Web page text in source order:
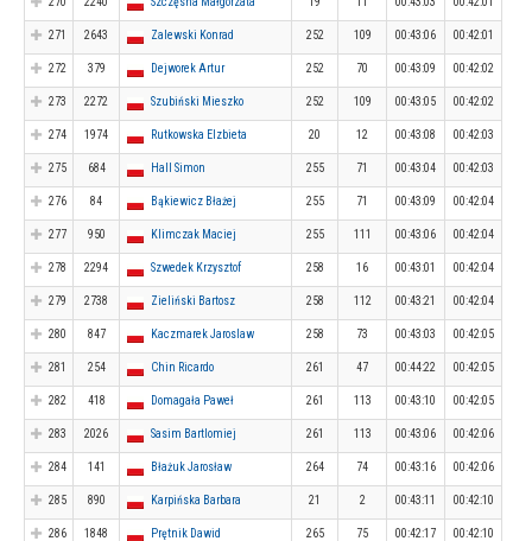
271 2643 Zalewski Konrad 252 109 00:43:06 00:42:01
272 379 Dejworek Artur 252 70 00:43:09 00:42:02
273 2272 Szubiński Mieszko 252 109 00:43:05 00:42:02
274 1974 Rutkowska Elzbieta 20 12 00:43:08 00:42:03
275 684 Hall Simon 255 71 00:43:04 00:42:03
276 84 Bąkiewicz Błażej 255 71 00:43:09 00:42:04
277 950 Klimczak Maciej 255 111 00:43:06 00:42:04
278 2294 Szwedek Krzysztof 258 16 00:43:01 00:42:04
279 2738 Zieliński Bartosz 258 112 00:43:21 00:42:04
280 847 Kaczmarek Jaroslaw 258 73 00:43:03 00:42:05
281 254 Chin Ricardo 261 47 00:44:22 00:42:05
282 418 Domagała Paweł 261 113 00:43:10 00:42:05
283 2026 Sasim Bartlomiej 261 113 00:43:06 00:42:06
284 141 Błażuk Jarosław 264 74 00:43:16 00:42:06
285 890 Karpińska Barbara 21 2 00:43:11 00:42:10
286 1848 Prętnik Dawid 265 75 00:42:17 00:42:10